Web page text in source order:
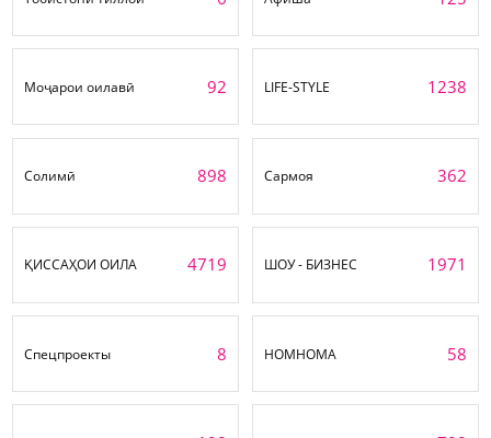
Моҷарои оилавӣ 92 LIFE-STYLE 1238
Солимӣ 898 Сармоя 362
ҚИССАҲОИ ОИЛА 4719 ШОУ - БИЗНЕС 1971
Спецпроекты 8 НОМНОМА 58